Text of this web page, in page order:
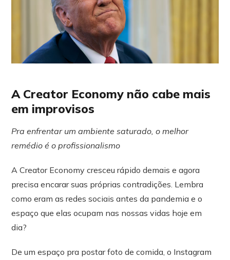
A Creator Economy não cabe mais
em improvisos
Pra enfrentar um ambiente saturado, o melhor
remédio é o profissionalismo
A Creator Economy cresceu rápido demais e agora
precisa encarar suas próprias contradições. Lembra
como eram as redes sociais antes da pandemia e o
espaço que elas ocupam nas nossas vidas hoje em
dia?
De um espaço pra postar foto de comida, o Instagram